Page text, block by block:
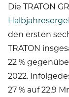
Die TRATON
den ersten
TRATON
22 %
2022.
27 % auf 22,9